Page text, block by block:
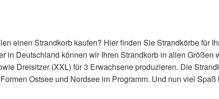
einen Strandkorb kaufen? Hier finden Sie Strandkörbe für
in Deutschland können wir Ihren Strandkorb in allen
Dreisitzer (XXL) für 3 Erwachsene produzieren. Die
Ostsee und Nordsee im Programm. Und nun viel